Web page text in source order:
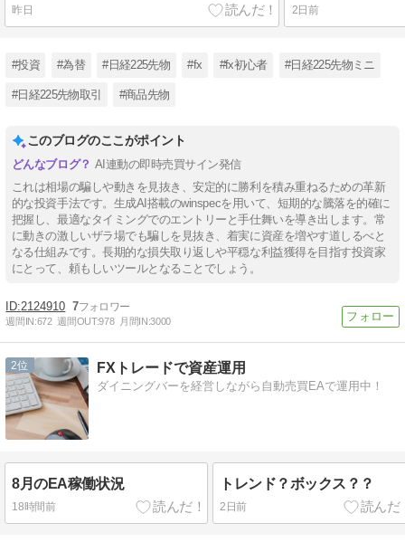
昨日 2日前
#投資 #為替 #日経225先物 #fx #fx初心者 #日経225先物ミニ
#日経225先物取引 #商品先物
このブログのここがポイント
AI連動の即時売買サイン発信
これは相場の騙しや動きを見抜き、安定的に勝利を積み重ねるための革新
的な投資手法です。生成AI搭載のwinspecを用いて、短期的な騰落を的確に
把握し、最適なタイミングでのエントリーと手仕舞いを導き出します。常
に動きの激しいザラ場でも騙しを見抜き、着実に資産を増やす道しるべと
なる仕組みです。長期的な損失取り返しや平穏な利益獲得を目指す投資家
にとって、頼もしいツールとなることでしょう。
2124910 7
週間IN:672 週間OUT:978 月間IN:3000
2 FXトレードで資産運用
ダイニングバーを経営しながら自動売買EAで運用中！
8月のEA稼働状況
18時間前
トレンド？ボックス？？
2日前